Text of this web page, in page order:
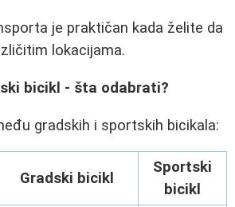
je praktičan kada želite da
lokacijama.
bicikl - šta odabrati?
gradskih i sportskih bicikala:
Gradski bicikl
Sportski
bicikl